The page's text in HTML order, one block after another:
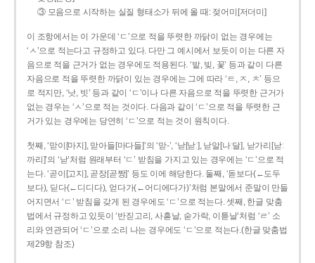
③ 모음으로 시작하는 실질 형태소가 뒤에 올 때: 젖어미[저더미]
이 조항에서는 이 가운데 ‘ㄷ’으로 적을 뚜렷한 까닭이 없는 경우에는
‘ㅅ’으로 적는다고 규정하고 있다. 다만 그 예시에서 보듯이 이는 다른 자
음으로 적을 근거가 없는 경우에도 적용된다. ‘밭, 빚, 꽃’ 등과 같이 다른
자음으로 적을 뚜렷한 까닭이 있는 경우에는 그에 따라 ‘ㅌ, ㅈ, ㅊ’ 등으
로 적지만, ‘낫, 빗’ 등과 같이 ‘ㄷ’이나 다른 자음으로 적을 뚜렷한 근거가
없는 경우는 ‘ㅅ’으로 적는 것이다. 다음과 같이 ‘ㄷ’으로 적을 뚜렷한 근
거가 있는 경우에는 당연히 ‘ㄷ’으로 적는 것이 원칙이다.
첫째, ‘맏이[마지], 맏아들[마다들]’의 ‘맏-’, ‘낟[낟ː], 낟알[나ː달], 낟가리[낟ː
까리]’의 ‘낟’처럼 원래부터 ‘ㄷ’ 받침을 가지고 있는 경우에는 ‘ㄷ’으로 적
는다. ‘곧이[고지], 곧장[곧짱]’ 등도 이에 해당한다. 둘째, ‘돋보다(←도두
보다), 딛다(←디디다), 얻다가(←어디에다가)’처럼 본말에서 준말이 만들
어지면서 ‘ㄷ’ 받침을 갖게 된 경우에도 ‘ㄷ’으로 적는다. 셋째, 한글 맞춤
법에서 규정하고 있듯이 ‘반짇고리, 사흗날, 숟가락, 이튿날’처럼 ‘ㄹ’ 소
리와 연관되어 ‘ㄷ’으로 소리 나는 경우에도 ‘ㄷ’으로 적는다.(한글 맞춤법
제29항 참조)